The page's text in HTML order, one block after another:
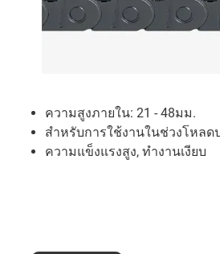
ความสูงภายใน: 21 - 48มม.
สำหรับการใช้งานในช่วงโหลด
ความแข็งแรงสูง, ทำงานเงียบ